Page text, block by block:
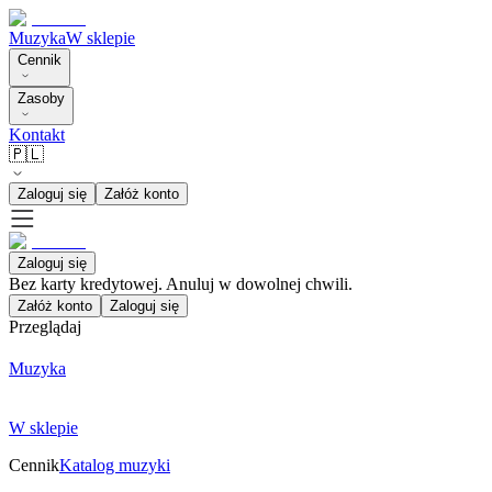
MuzykaW sklepie
Cennik
Zasoby
Kontakt
🇵🇱
Zaloguj się Załóż konto
Zaloguj się
Bez karty kredytowej. Anuluj w dowolnej chwili.
Załóż konto Zaloguj się
Przeglądaj
Muzyka
W sklepie
CennikKatalog muzyki